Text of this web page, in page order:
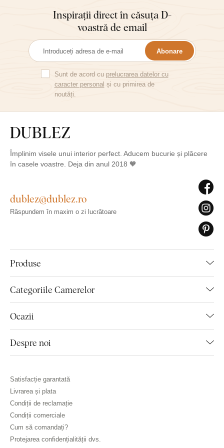
Inspirații direct în căsuța D-
voastră de email
Abonare
Sunt de acord cu prelucrarea datelor cu
caracter personal și cu primirea de
noutăți.
Împlinim visele unui interior perfect. Aducem bucurie și plăcere
în casele voastre. Deja din anul 2018 🧡
Produse
Categoriile Camerelor
Ocazii
Despre noi
dublez@dublez.ro
Răspundem în maxim o zi lucrătoare
Satisfacție garantată
Livrarea și plata
Condiții de reclamație
Condiții comerciale
Cum să comandați?
Protejarea confidențialității dvs.